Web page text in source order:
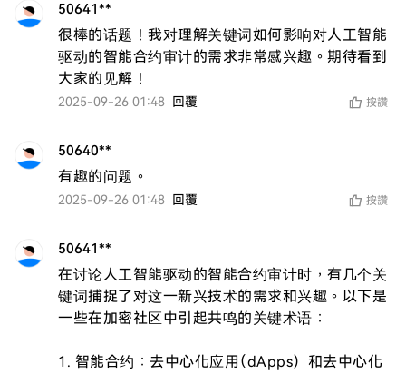
50641**
很棒的话题！我对理解关键词如何影响对人工智能
驱动的智能合约审计的需求非常感兴趣。期待看到
大家的见解！
2025-09-26 01:48 回覆 按讚
50640**
有趣的问题。
2025-09-26 01:48 回覆 按讚
50641**
在讨论人工智能驱动的智能合约审计时，有几个关
键词捕捉了对这一新兴技术的需求和兴趣。以下是
一些在加密社区中引起共鸣的关键术语：
1. 智能合约：去中心化应用（dApps）和去中心化